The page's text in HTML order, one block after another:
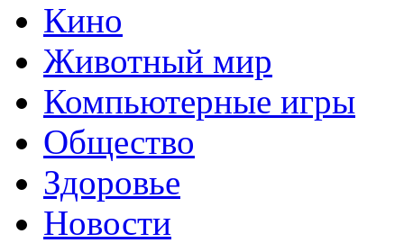
Кино
Животный мир
Компьютерные игры
Общество
Здоровье
Новости